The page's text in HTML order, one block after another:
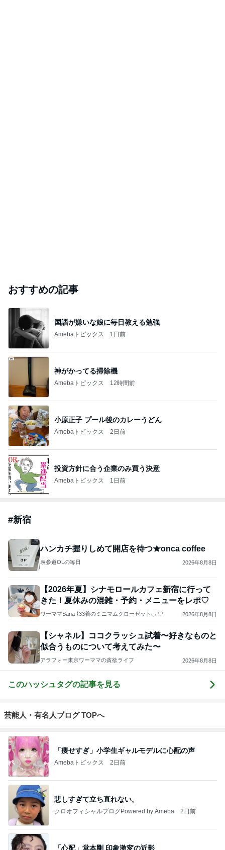
おすすめの記事
国語が嫌いな娘に毎日教える勉強
Amebaトピックス 1日前
神がかってる掃除機
Amebaトピックス 12時間前
小原正子 プール後のカレーうどん
Amebaトピックス 2日前
投資方針に合う企業のみ買う決意
Amebaトピックス 1日前
#新宿
ハンカチ握りしめて開店を待つ★onca coffee
表参道OLの毎日 2026年8月8日
【2026年夏】シナモロールカフェ新宿に行って
きた！夏休みの混雑・予約・メニューをレポ♡
ワーママSana ⌇33着のミニマムクローゼット◡̈ ♡ 2026年8月8日
【シャネル】ココクラッシュ試着〜好きなものと
似合うものについて考えてみた〜
アラフォー東京ワーママの貪欲ライフ 2026年8月8日
このハッシュタグの記事を見る
芸能人・有名人ブログ TOPへ
「痩せすぎ」小学生ギャルモデルに心配の声
Amebaトピックス 2日前
悲しすぎて立ち直れない。
クロオフィシャルブログPowered by Ameba 2日前
「心配」堂本剛 印象激変の近影